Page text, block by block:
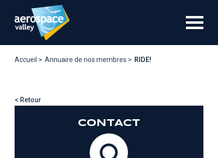
contenu
Accueil > Annuaire de nos membres > RIDE!
< Retour
CONTACT